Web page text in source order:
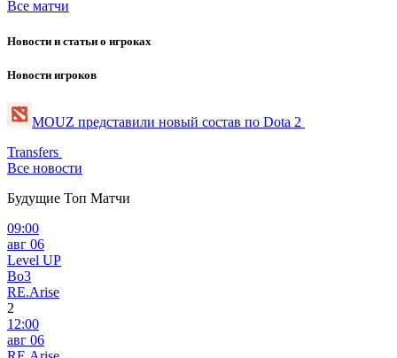
Все матчи
Новости и статьи о игроках
Новости игроков
MOUZ представили новый состав по Dota 2
Transfers
Все новости
Будущие Топ Матчи
09:00
авг 06
Level UP
Bo3
RE.Arise
2
12:00
авг 06